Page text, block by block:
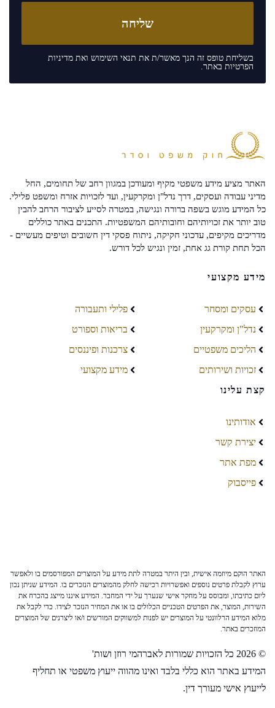
בשליחת טופס זה הנך מאשר/ת את תנאי השימוש ואת מדיניות
הפרטיות באתר.
האתר מציע מידע משפטי מקיף ומעודכן במגוון רחב של תחומים, החל
מדיני עבודה ועסקים, דרך נדל"ן ומקרקעין, ועד לזכויות אזרח ומשפט פלילי.
כל המידע מוגש בשפה ברורה ונגישה, במטרה לסייע לציבור הרחב להבין
טוב יותר את זכויותיהם וחובותיהם המשפטיות. התכנים באתר כוללים
מדריכים מקיפים, עדכוני חקיקה, ניתוח פסקי דין חשובים וטיפים מעשיים -
הכל תחת קורת גג אחת, זמין ונגיש לכל דורש.
מידע מקצועי
עסקים ומסחר
נדל"ן ומקרקעין
הליכים משפטיים
זכויות ושירותים
פלילי ותעבורה
בריאות וספורט
צרכנות ופיננסים
מידע מקצועי
קצת עלינו
אודותינו
יצירת קשר
מפת אתר
פייסבוק
האתר הוקם מיוזמה אישית, ובין היתר במטרה לתת מידע על המוצרים המפורסמים בו ולאפשר
ערוץ לקבלת פרטים נוספים ואפשרויות רכישה לחלק מהמוצרים הנזכרים בו. המידע שניתן נכון
ליום כתיבתו, ומבוסס על מחקר אישי שנערך על ידי המחבר. המידע איננו מייצג בהכרח את
השירות, המוצר, את הפרטים הטכניים הכלולים בו או את המחיר הנזכר לצידו. כדי לקבל את
מלוא המידע הרלוונטי על המוצרים יש לפנות למשווקים המורשים ו/או ליצרנים של המוצרים
המוזכרים באתר.
© 2026 כל הזכויות שמורות לאברהמי רוזן ושות'
המידע באתר הוא כללי בלבד ואינו מהווה ייעוץ משפטי או תחליף
לייעוץ אישי מעורך דין.